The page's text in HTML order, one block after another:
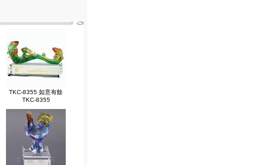
TKC-8355 如意有餘
TKC-8355